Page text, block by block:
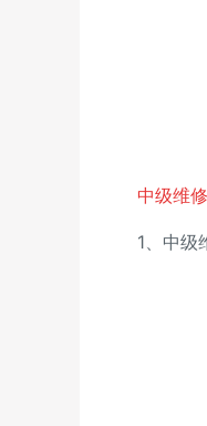
中级维
1、中级维